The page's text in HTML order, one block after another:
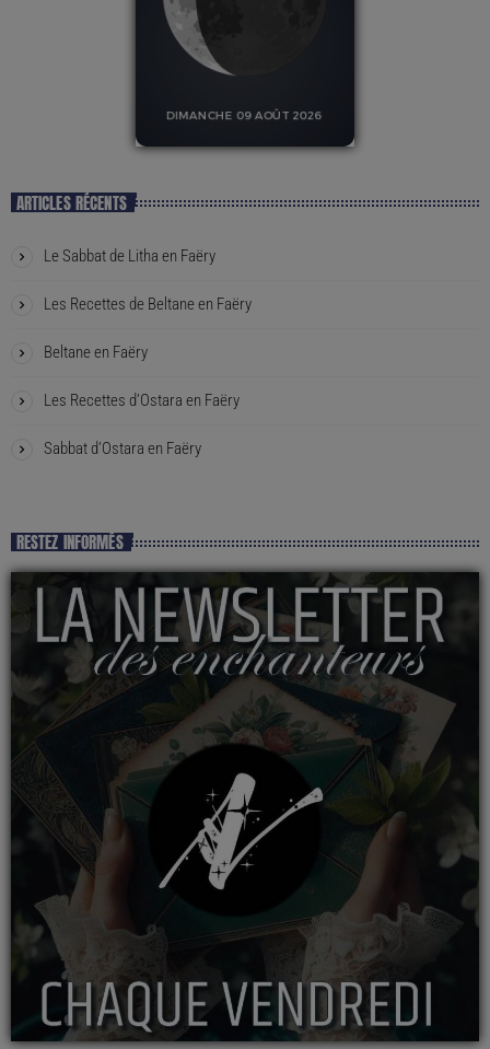
ARTICLES RÉCENTS
Le Sabbat de Litha en Faëry
Les Recettes de Beltane en Faëry
Beltane en Faëry
Les Recettes d’Ostara en Faëry
Sabbat d’Ostara en Faëry
RESTEZ INFORMÉS